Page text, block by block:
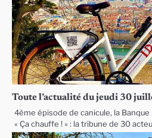
Toute l’actualité du jeudi 30
4ème épisode de canicule, la
« Ça chauffe ! » : la tribune de 30